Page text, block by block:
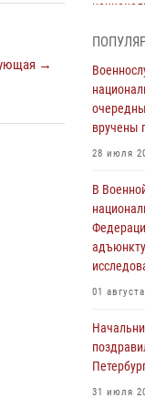
→
вручены
28 июля
В
итоги
27 июля
Военная
23 июля
Курсант
22 июля
вручены
28 июля
В
01
31 июля